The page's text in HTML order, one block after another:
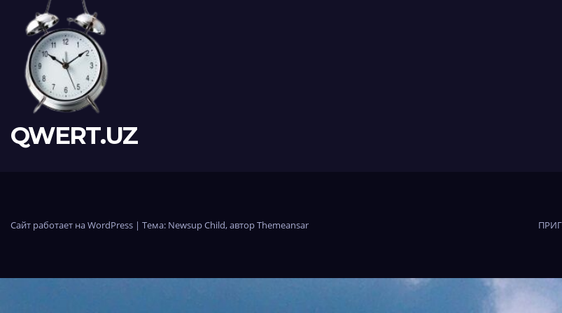
QWERT.UZ
Сайт работает на WordPress | Тема: Newsup Child, авторThemeansar